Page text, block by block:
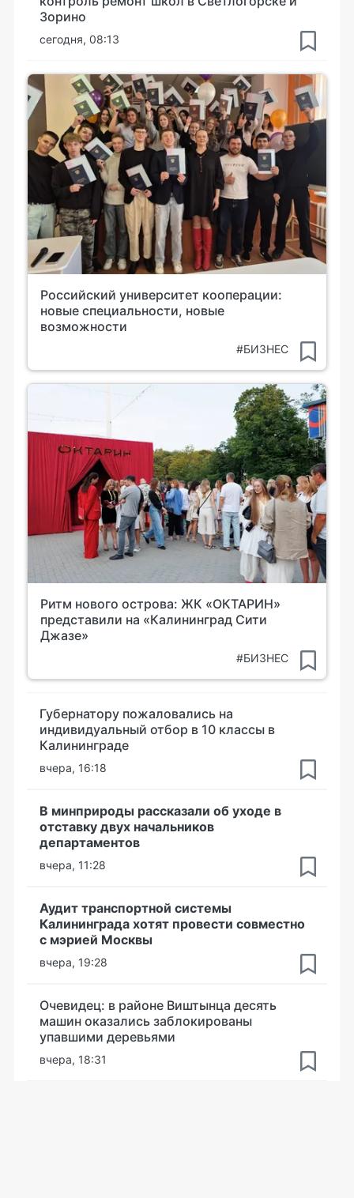
Зорино
сегодня, 08:13
Российский университет кооперации:
новые специальности, новые
возможности
#БИЗНЕС
Ритм нового острова: ЖК «ОКТАРИН»
представили на «Калининград Сити
Джазе»
#БИЗНЕС
Губернатору пожаловались на
индивидуальный отбор в 10 классы в
Калининграде
вчера, 16:18
В минприроды рассказали об уходе в
отставку двух начальников
департаментов
вчера, 11:28
Аудит транспортной системы
Калининграда хотят провести совместно
с мэрией Москвы
вчера, 19:28
Очевидец: в районе Виштынца десять
машин оказались заблокированы
упавшими деревьями
вчера, 18:31